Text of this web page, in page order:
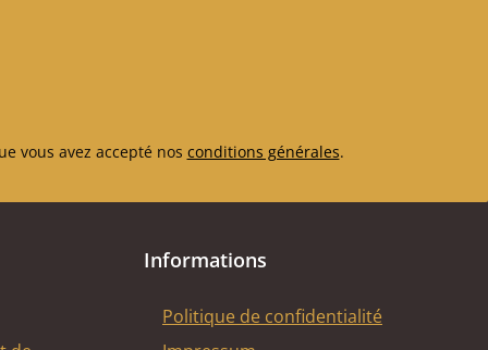
vous avez accepté nos conditions générales.
Informations
Politique de confidentialité